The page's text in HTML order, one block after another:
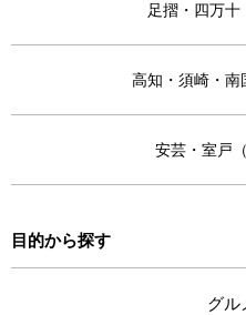
足摺・四万十
高知・須崎・南
安芸・室戸
目的から探す
グル